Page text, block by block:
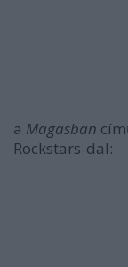
a Magasban
Rockstars-dal: